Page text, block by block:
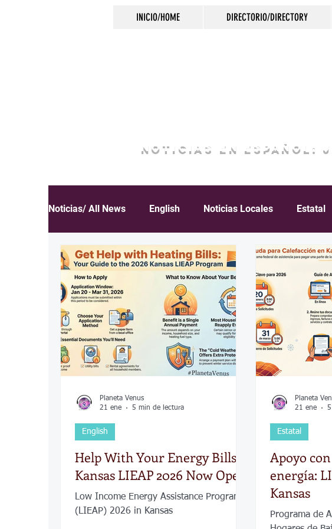
INICIO/HOME DIRECTORIO/DIRECTORY
NOTICIAS EN ESPAÑOL:
Noticias/ All News English Noticias Locales Estatal
Español Educación Inmigración Crimen
COVID-19 Política Tecnología Economía
Desamparados Carreteras Comunidad
Help With Your Energy Bills:
Kansas LIEAP 2026 Now Open
Low Income Energy Assistance Program
(LIEAP) 2026 in Kansas
English
Planeta Venus
21 ene
5 min de lectura
Apoyo
energía:
Kansas
Programa de
Estatal
Planeta
21 ene